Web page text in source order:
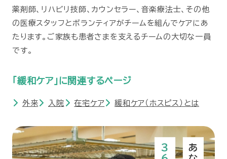
薬剤師、リハビリ技師、カウンセラー、音楽療法士、その他
の医療スタッフとボランティアがチームを組んでケアにあ
たります。ご家族も患者さまを支えるチームの大切な一員
です。
「緩和ケア」に関連するページ
外来 入院 在宅ケア 緩和ケア（ホスピス）とは